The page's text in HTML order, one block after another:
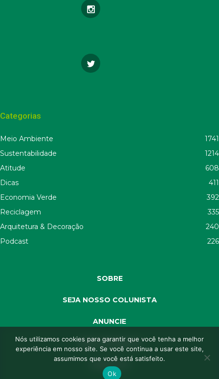
Categorias
Meio Ambiente
1741
Sustentabilidade
1214
Atitude
608
Dicas
411
Economia Verde
392
Reciclagem
335
Arquitetura & Decoração
240
Podcast
226
SOBRE
SEJA NOSSO COLUNISTA
ANUNCIE
SEJA APOIADOR
CONTATO
Nós utilizamos cookies para garantir que você tenha a melhor
experiência em nosso site. Se você continua a usar este site,
assumimos que você está satisfeito.
Ok